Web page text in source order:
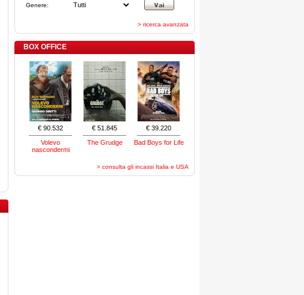
Genere:
> ricerca avanzata
BOX OFFICE
€ 90.532
Volevo
nascondermi
€ 51.845
The Grudge
€ 39.220
Bad Boys for Life
> consulta gli incassi Italia e USA